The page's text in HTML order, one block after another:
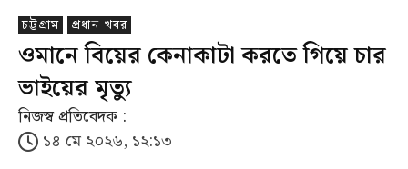
চট্টগ্রাম প্রধান খবর
ওমানে বিয়ের কেনাকাটা করতে গিয়ে চার
ভাইয়ের মৃত্যু
নিজস্ব প্রতিবেদক :
১৪ মে ২০২৬, ১২:১৩